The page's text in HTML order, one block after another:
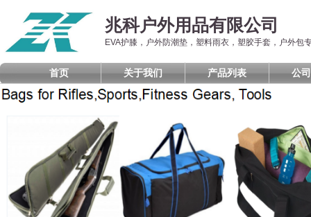
兆科户外用品有限公司
EVA护膝，户外防潮垫，塑料雨衣，塑胶手套，户外包
首页 关于我们 产品列表 公